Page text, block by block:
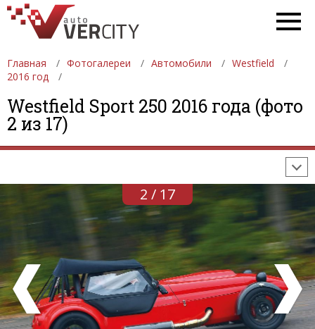
Главная Фотогалереи Автомобили
Westfield
2016 год
Westfield Sport 250 2016 года (фото
2 из 17)
ФОТОГАЛЕРЕИ АВТОМОБИЛИ
ДЕВУШКИ
АВТОСАЛОНЫ
2 / 17